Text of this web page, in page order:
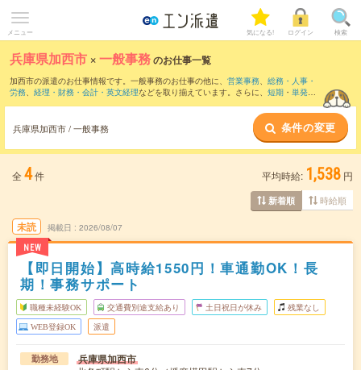
メニュー 気になる! ログイン 検索
兵庫県加西市 ×一般事務のお仕事一覧
加西市の派遣のお仕事情報です。一般事務のお仕事の他に、 営業事務、 総務・人事・
労務、 経理・財務・会計・英文経理などを取り揃えています。さらに、 短期 ・ 単発な
兵庫県加西市 / 一般事務 条件の変更
全 4件 平均時給: 1,538 円
新着順 時給順
未読
NEW
掲載日 2026/08/07
【即日開始】高時給1550円！車通勤OK！長
期！事務サポート
職種未経験OK 交通費別途支給あり 土日祝日が休み 残業なし
WEB登録OK 派遣
勤務地 兵庫県加西市